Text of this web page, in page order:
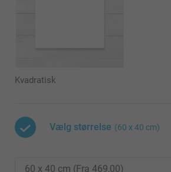
Kvadratisk
Vælg størrelse (60 x 40 cm)